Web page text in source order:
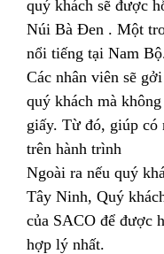
quý khách sẽ được
Núi Bà Đen . Một
nổi tiếng tại Nam
Các nhân viên sẽ
quý khách mà
giấy. Từ đó, giúp có
trên hành trình
Ngoài ra nếu quý
Tây Ninh, Quý
của SACO để được
hợp lý nhất.